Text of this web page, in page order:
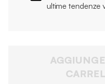
ultime tendenze